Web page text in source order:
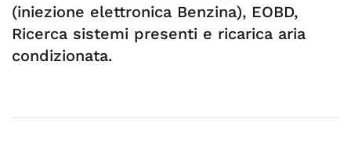
(iniezione elettronica Benzina), EOBD,
Ricerca sistemi presenti e ricarica aria
condizionata.